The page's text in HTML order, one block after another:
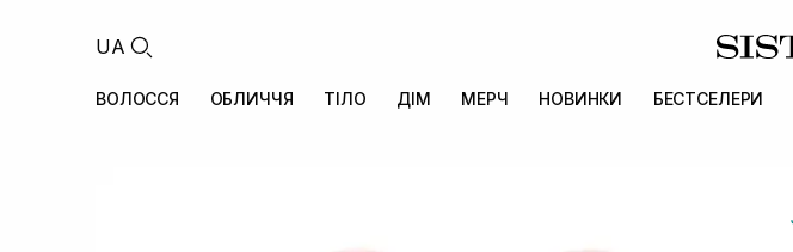
UA
ВОЛОССЯ ОБЛИЧЧЯ ТІЛО ДІМ МЕРЧ НОВИНКИ БЕСТСЕЛЕРИ